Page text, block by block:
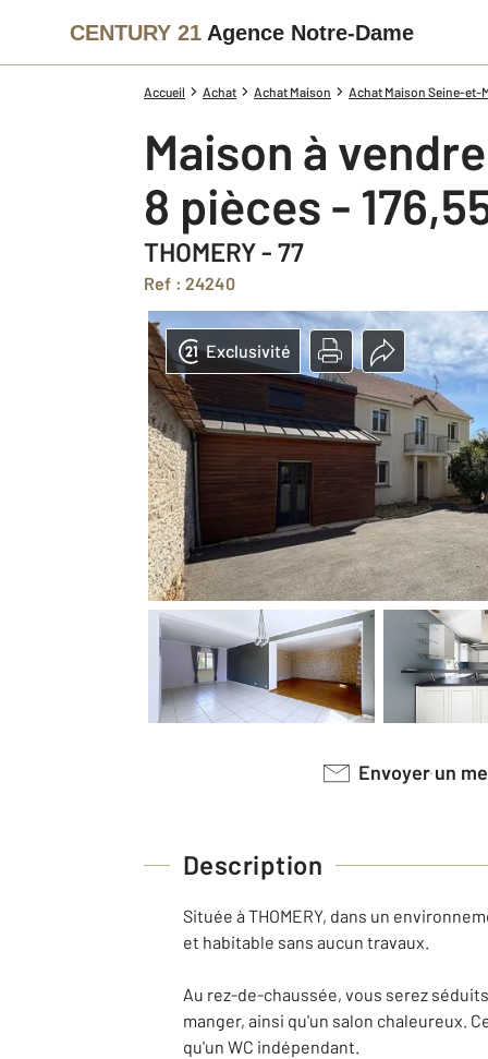
CENTURY 21 Agence Notre-Dame
Accueil Achat Achat Maison Achat Maison Seine-et-
Maison à vendre
8 pièces -
THOMERY - 77
Ref : 24240
Exclusivité
Envoyer un
Description
Située à THOMERY, dans un
et habitable sans aucun travaux.
Au rez-de-chaussée, vous serez
manger, ainsi qu'un salon chaleureux.
qu'un WC indépendant.